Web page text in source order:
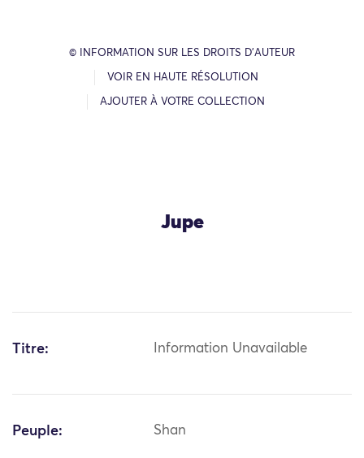
© INFORMATION SUR LES DROITS D’AUTEUR
VOIR EN HAUTE RÉSOLUTION
AJOUTER À VOTRE COLLECTION
Jupe
Titre: Information Unavailable
Peuple: Shan